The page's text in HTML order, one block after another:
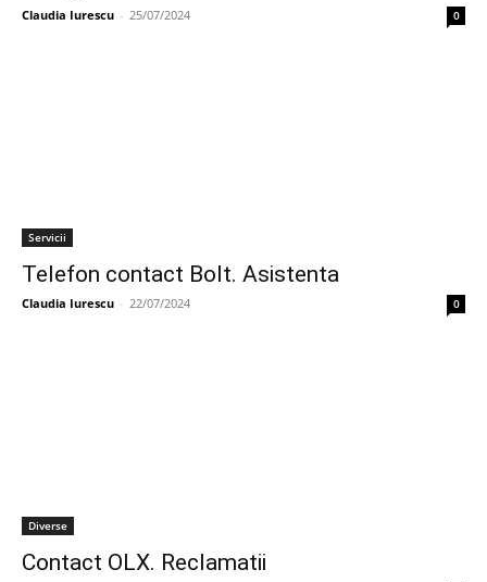
Claudia Iurescu - 25/07/2024 0
Servicii
Telefon contact Bolt. Asistenta
Claudia Iurescu - 22/07/2024 0
Diverse
Contact OLX. Reclamatii